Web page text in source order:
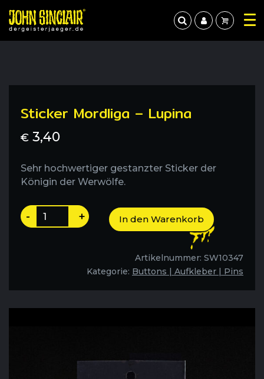
Sticker Mordliga – Lupina
€ 3,40
Sehr hochwertiger gestanzter Sticker der
Königin der Werwölfe.
Sticker
Mordliga
- + In den Warenkorb
Artikelnummer: SW10347
Kategorie: Buttons | Aufkleber | Pins